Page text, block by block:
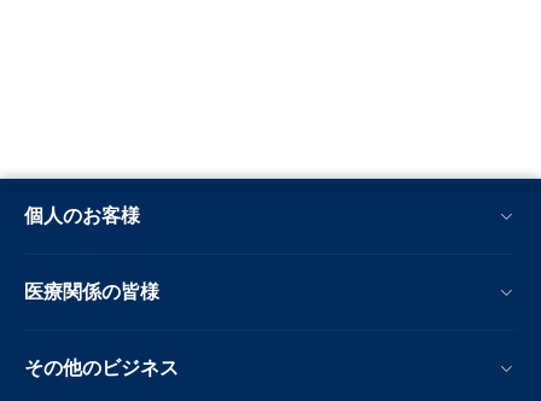
個人のお客様
医療関係の皆様
その他のビジネス